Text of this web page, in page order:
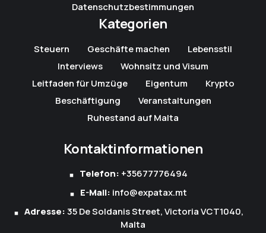
Datenschutzbestimmungen
Kategorien
Steuern Geschäfte machen
Lebensstil
Interviews
Wohnsitz und Visum
Leitfaden für Umzüge
Eigentum
Krypto
Beschäftigung
Veranstaltungen
Ruhestand auf Malta
Kontaktinformationen
Telefon: +35677776494
E-Mail: info@expatax.mt
Adresse:35 De Soldanis Street, Victoria VCT1040,
Malta